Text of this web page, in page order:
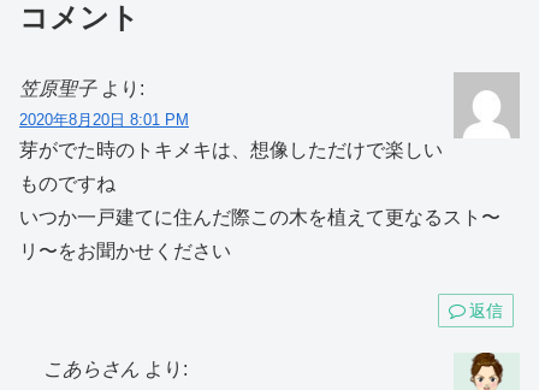
コメント
笠原聖子 より:
2020年8月20日 8:01 PM
芽がでた時のトキメキは、想像しただけで楽しい
ものですね
いつか一戸建てに住んだ際この木を植えて更なるスト〜
リ〜をお聞かせください
返信
こあらさん より: